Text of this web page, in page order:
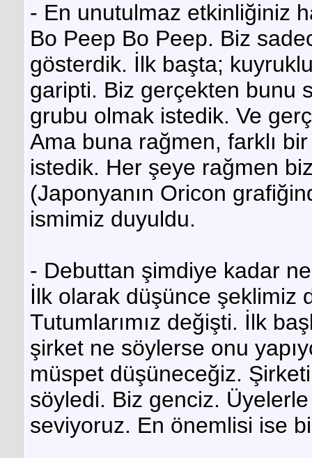
- En unutulmaz etkinliğiniz
Bo Peep Bo Peep. Biz
gösterdik. İlk başta;
garipti. Biz gerçekten bunu
grubu olmak istedik. Ve
Ama buna rağmen, farklı
istedik. Her şeye rağmen
(Japonyanın Oricon
ismimiz duyuldu.
- Debuttan şimdiye kadar
İlk olarak düşünce şeklimiz
Tutumlarımız değişti. İlk
şirket ne söylerse onu
müspet düşüneceğiz.
söyledi. Biz genciz.
seviyoruz. En önemlisi ise